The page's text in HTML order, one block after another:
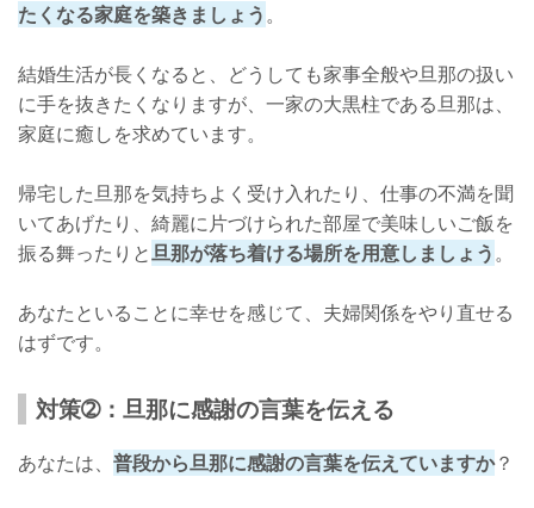
たくなる家庭を築きましょう。
結婚生活が長くなると、どうしても家事全般や旦那の扱い
に手を抜きたくなりますが、一家の大黒柱である旦那は、
家庭に癒しを求めています。
帰宅した旦那を気持ちよく受け入れたり、仕事の不満を聞
いてあげたり、綺麗に片づけられた部屋で美味しいご飯を
振る舞ったりと旦那が落ち着ける場所を用意しましょう。
あなたといることに幸せを感じて、夫婦関係をやり直せる
はずです。
対策➁：旦那に感謝の言葉を伝える
あなたは、 普段から旦那に感謝の言葉を伝えていますか？